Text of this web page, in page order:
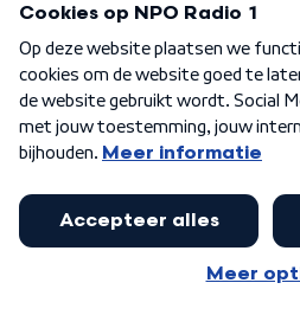
Algemene voorwaarden